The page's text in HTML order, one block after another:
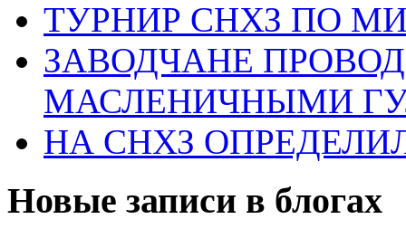
ТУРНИР СНХЗ ПО
ЗАВОДЧАНЕ
МАСЛЕНИЧНЫМИ
НА СНХЗ
Новые записи в блогах